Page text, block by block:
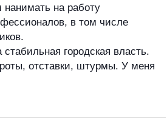
на работу
в том числе
городская власть.
отставки, штурмы. У меня